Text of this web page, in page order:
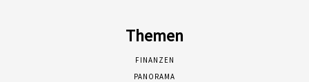
Themen
FINANZEN
PANORAMA